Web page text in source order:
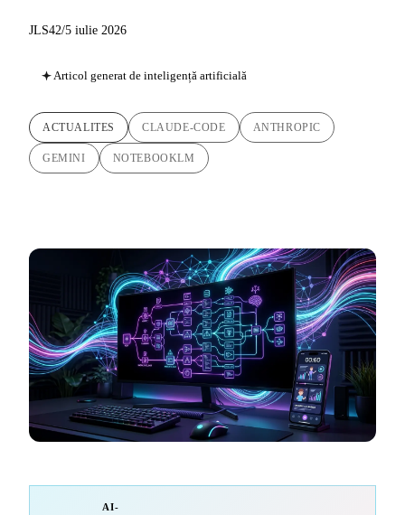
JLS42/5 iulie 2026
Articol generat de inteligență artificială
ACTUALITES CLAUDE-CODE ANTHROPIC
GEMINI NOTEBOOKLM
AI-